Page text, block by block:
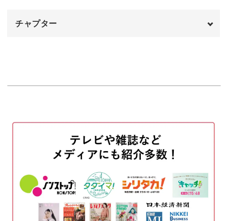
す。
手作りとは思えないようなプレゼント
フレームに仕立てた刺繍作品は、プレゼントとして贈るの
チャプター
生地をカットする
生地を縫い合わせる
フレームに入れる 06:24
完成♪